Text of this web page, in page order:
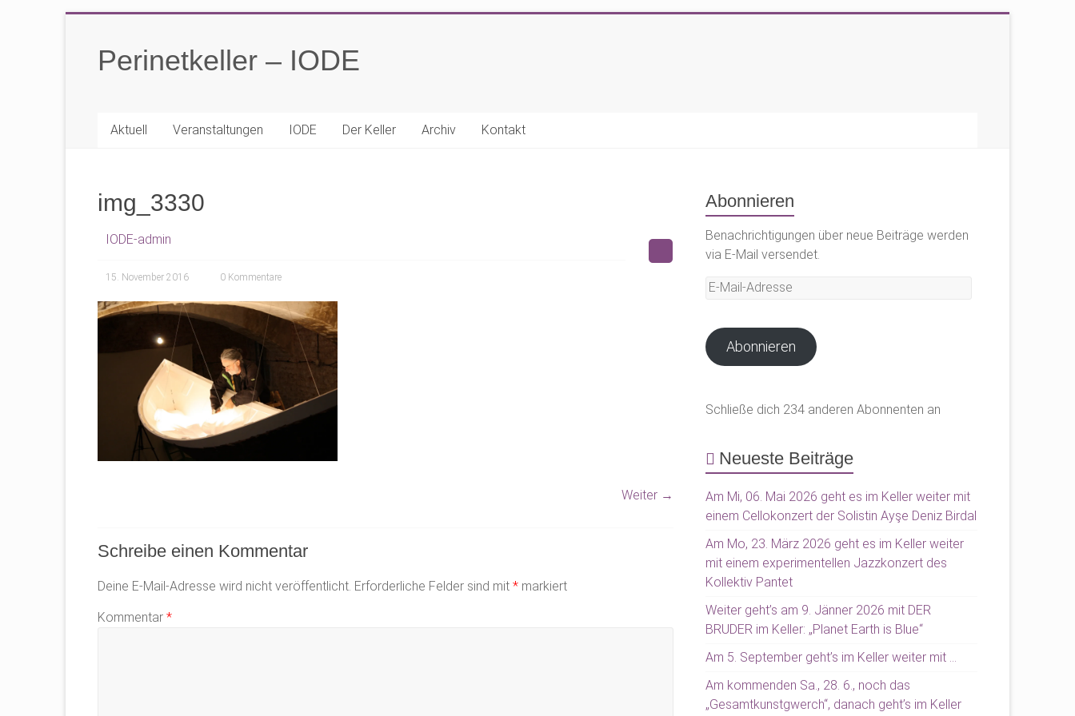
springenPerinetkeller – IODE
Aktuell Veranstaltungen IODE Der Keller Archiv Kontakt
img_3330
IODE-admin
15. November 2016 0 Kommentare
Weiter →
Schreibe einen Kommentar
Deine E-Mail-Adresse wird nicht veröffentlicht. Erforderliche Felder sind mit * markiert
Kommentar *
Abonnieren
Benachrichtigungen über neue Beiträge werden
via E-Mail versendet.
E-
Abonnieren
Schließe dich 234 anderen Abonnenten an
Neueste Beiträge
Am Mi, 06. Mai 2026 geht es im Keller weiter mit
einem Cellokonzert der Solistin Ayşe Deniz Birdal
Am Mo, 23. März 2026 geht es im Keller weiter
mit einem experimentellen Jazzkonzert des
Kollektiv Pantet
Weiter geht’s am 9. Jänner 2026 mit DER
BRUDER im Keller: „Planet Earth is Blue“
Am 5. September geht’s im Keller weiter mit …
Am kommenden Sa., 28. 6., noch das
„Gesamtkunstgwerch“, danach geht’s im Keller